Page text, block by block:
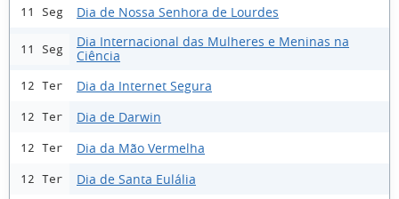
11 Seg Dia de Nossa Senhora de Lourdes
11 Seg
Dia Internacional das Mulheres e Meninas na
Ciência
12 Ter Dia da Internet Segura
12 Ter Dia de Darwin
12 Ter Dia da Mão Vermelha
12 Ter Dia de Santa Eulália